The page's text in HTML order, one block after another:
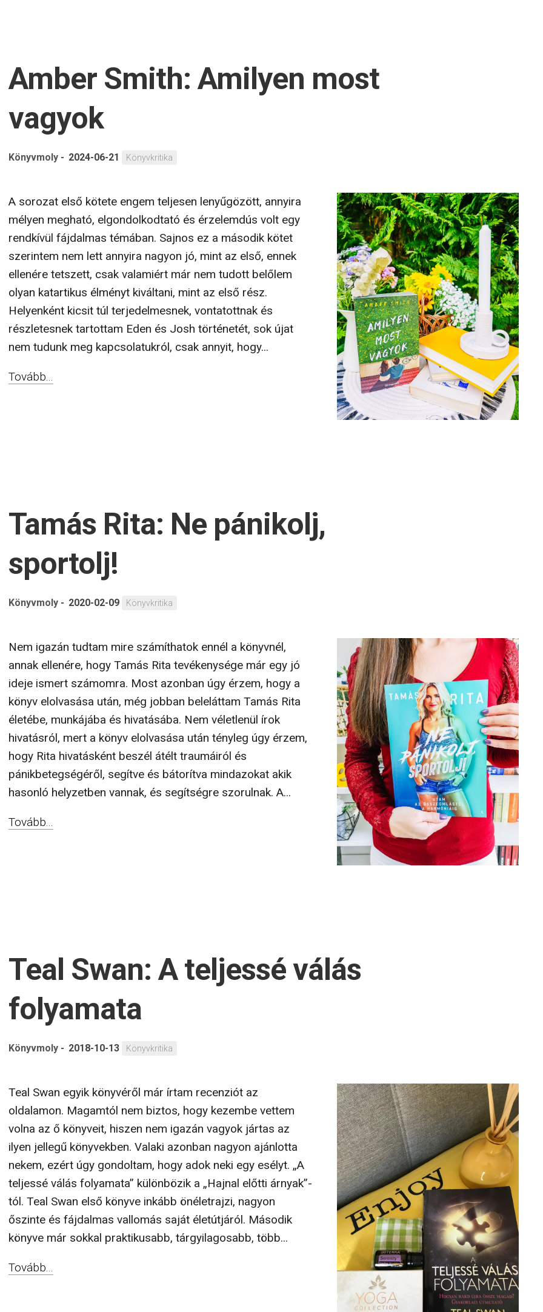
Amber Smith: Amilyen most
vagyok
Könyvmoly - 2024-06-21 Könyvkritika
A sorozat első kötete engem teljesen lenyűgözött, annyira
mélyen megható, elgondolkodtató és érzelemdús volt egy
rendkívül fájdalmas témában. Sajnos ez a második kötet
szerintem nem lett annyira nagyon jó, mint az első, ennek
ellenére tetszett, csak valamiért már nem tudott belőlem
olyan katartikus élményt kiváltani, mint az első rész.
Helyenként kicsit túl terjedelmesnek, vontatottnak és
részletesnek tartottam Eden és Josh történetét, sok újat
nem tudunk meg kapcsolatukról, csak annyit, hogy...
Tovább...
Tamás Rita: Ne pánikolj,
sportolj!
Könyvmoly - 2020-02-09 Könyvkritika
Nem igazán tudtam mire számíthatok ennél a könyvnél,
annak ellenére, hogy Tamás Rita tevékenysége már egy jó
ideje ismert számomra. Most azonban úgy érzem, hogy a
könyv elolvasása után, még jobban beleláttam Tamás Rita
életébe, munkájába és hivatásába. Nem véletlenül írok
hivatásról, mert a könyv elolvasása után tényleg úgy érzem,
hogy Rita hivatásként beszél átélt traumáiról és
pánikbetegségéről, segítve és bátorítva mindazokat akik
hasonló helyzetben vannak, és segítségre szorulnak. A...
Tovább...
Teal Swan: A teljessé válás
folyamata
Könyvmoly - 2018-10-13 Könyvkritika
Teal Swan egyik könyvéről már írtam recenziót az
oldalamon. Magamtól nem biztos, hogy kezembe vettem
volna az ő könyveit, hiszen nem igazán vagyok jártas az
ilyen jellegű könyvekben. Valaki azonban nagyon ajánlotta
nekem, ezért úgy gondoltam, hogy adok neki egy esélyt. „A
teljessé válás folyamata” különbözik a „Hajnal előtti árnyak”-
tól. Teal Swan első könyve inkább önéletrajzi, nagyon
őszinte és fájdalmas vallomás saját életútjáról. Második
könyve már sokkal praktikusabb, tárgyilagosabb, több...
Tovább...